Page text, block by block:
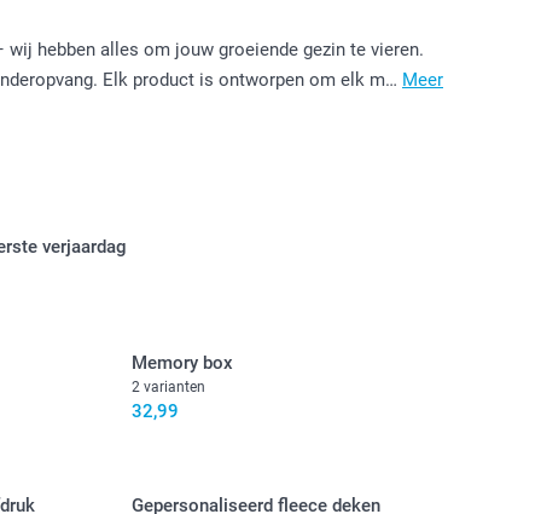
hebben alles om jouw groeiende gezin te vieren.
Elk product is ontworpen om elk m… Meer
verjaardag
Memory box
2 varianten
32,99
Gepersonaliseerd fleece deken